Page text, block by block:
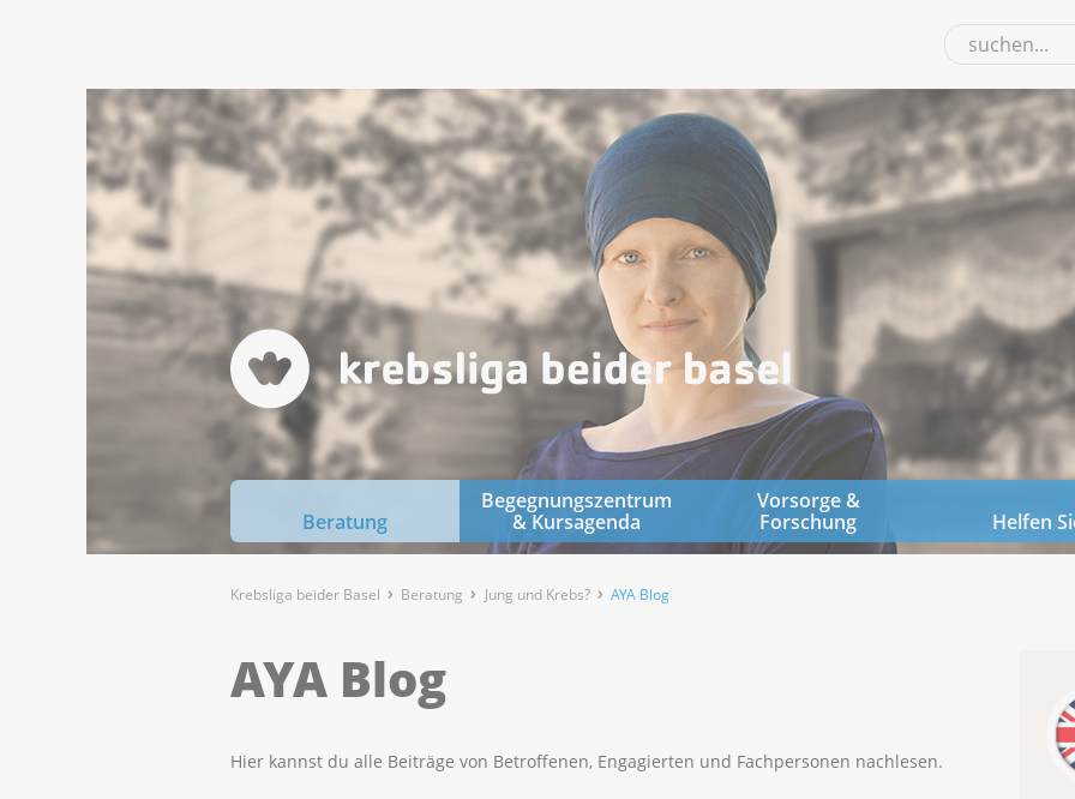
Beratung
Begegnungszentrum
& Kursagenda
Vorsorge &
Forschung
Helfen
Krebsliga beider Basel Beratung Jung und Krebs? AYA Blog
AYA Blog
Hier kannst du alle Beiträge von Betroffenen, Engagierten und Fachpersonen nachlesen.